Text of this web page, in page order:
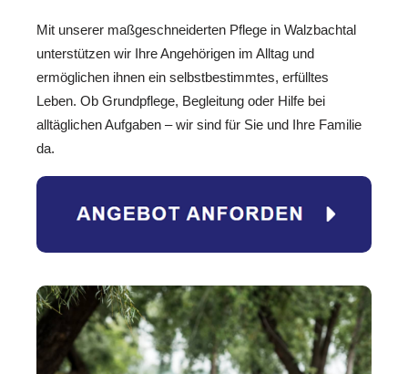
Mit unserer maßgeschneiderten Pflege in Walzbachtal
unterstützen wir Ihre Angehörigen im Alltag und
ermöglichen ihnen ein selbstbestimmtes, erfülltes
Leben. Ob Grundpflege, Begleitung oder Hilfe bei
alltäglichen Aufgaben – wir sind für Sie und Ihre Familie
da.